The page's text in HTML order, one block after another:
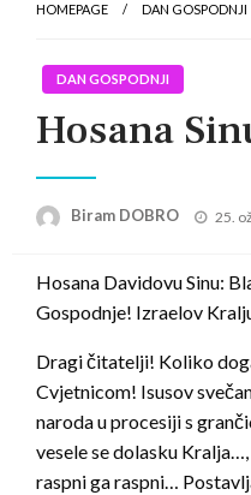
HOMEPAGE DAN GOSPODNJI
DAN GOSPODNJI
Hosana
Biram DOBRO 25.
Hosana Davidovu Sinu:
Gospodnje! Izraelov
Dragi čitatelji! Koliko
Cvjetnicom! Isusov
naroda u procesiji s
vesele se dolasku
raspni ga raspni…